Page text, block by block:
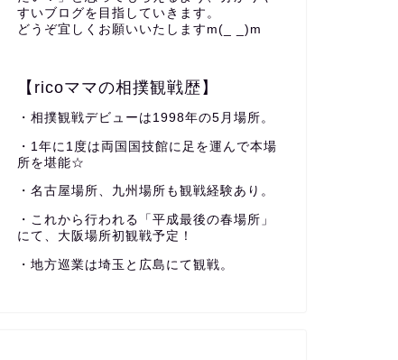
すいブログを目指していきます。
どうぞ宜しくお願いいたしますm(_ _)m
【ricoママの相撲観戦歴】
・相撲観戦デビューは1998年の5月場所。
・1年に1度は両国国技館に足を運んで本場
所を堪能☆
・名古屋場所、九州場所も観戦経験あり。
・これから行われる「平成最後の春場所」
にて、大阪場所初観戦予定！
・地方巡業は埼玉と広島にて観戦。